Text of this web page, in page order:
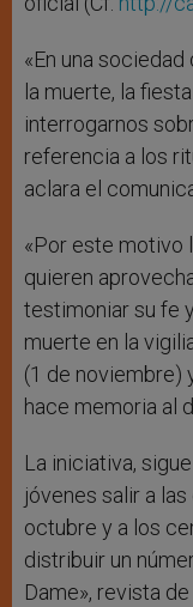
«En una
la muerte, la
interrogarnos
referencia a los
aclara el
«Por este motivo
quieren
testimoniar su fe
muerte en la
(1 de noviembre)
hace memoria al
La iniciativa,
jóvenes salir a
octubre y a los
distribuir un
Dame», revista